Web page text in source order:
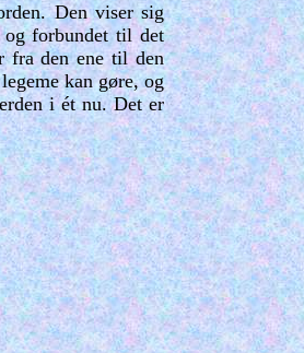
Den viser sig
og forbundet til det
fra den ene til den
kan gøre, og
i ét nu. Det er